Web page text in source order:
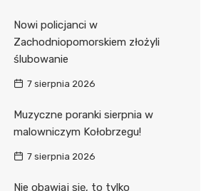
Nowi policjanci w
Zachodniopomorskiem złożyli
ślubowanie
7 sierpnia 2026
Muzyczne poranki sierpnia w
malowniczym Kołobrzegu!
7 sierpnia 2026
Nie obawiaj się, to tylko